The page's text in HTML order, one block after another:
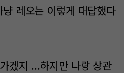
레오는 이렇게 대답했다
겠지 ...하지만 나랑 상관